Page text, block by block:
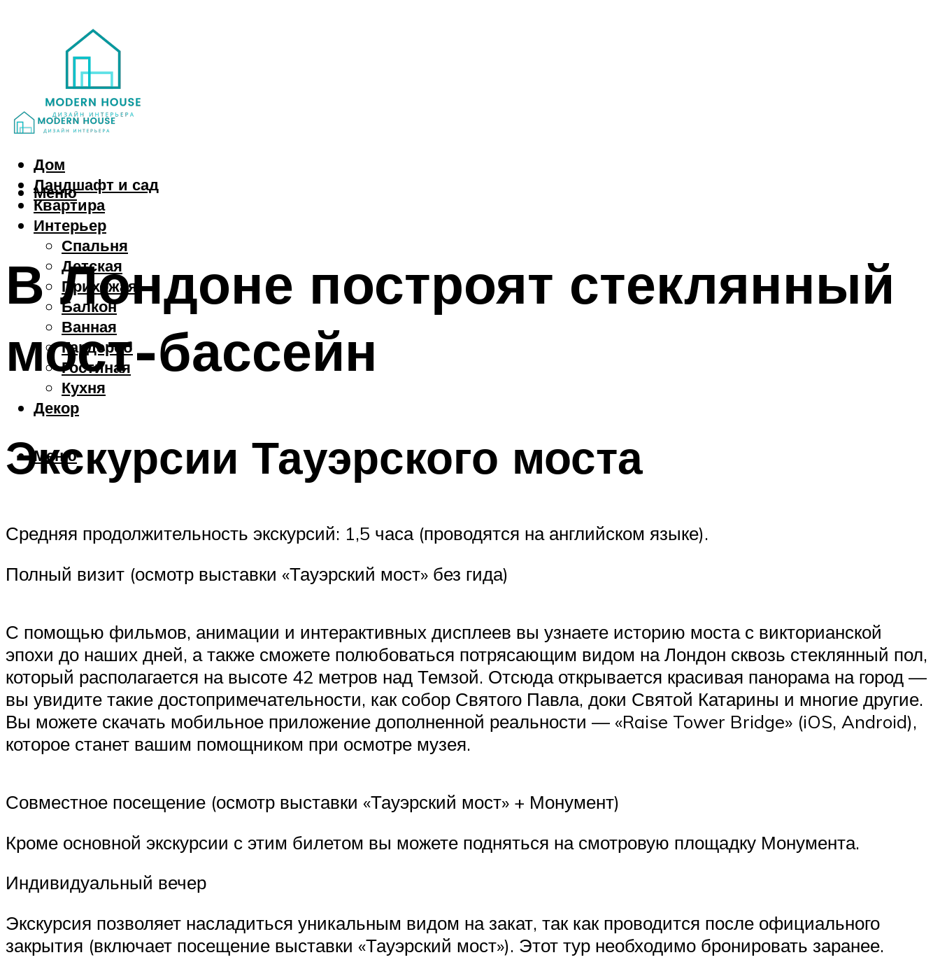
Дом
Ландшафт и сад
Квартира
Интерьер
Спальня
Детская
Прихожая
Балкон
Ванная
Гардероб
Гостиная
Кухня
Декор
Меню
Меню
В Лондоне построят стеклянный
мост-бассейн
Экскурсии Тауэрского моста
Средняя продолжительность экскурсий: 1,5 часа (проводятся на английском языке).
Полный визит (осмотр выставки «Тауэрский мост» без гида)
С помощью фильмов, анимации и интерактивных дисплеев вы узнаете историю моста с викторианской
эпохи до наших дней, а также сможете полюбоваться потрясающим видом на Лондон сквозь стеклянный пол,
который располагается на высоте 42 метров над Темзой. Отсюда открывается красивая панорама на город —
вы увидите такие достопримечательности, как собор Святого Павла, доки Святой Катарины и многие другие.
Вы можете скачать мобильное приложение дополненной реальности — «Raise Tower Bridge» (iOS, Android),
которое станет вашим помощником при осмотре музея.
Совместное посещение (осмотр выставки «Тауэрский мост» + Монумент)
Кроме основной экскурсии с этим билетом вы можете подняться на смотровую площадку Монумента.
Индивидуальный вечер
Экскурсия позволяет насладиться уникальным видом на закат, так как проводится после официального
закрытия (включает посещение выставки «Тауэрский мост»). Этот тур необходимо бронировать заранее.